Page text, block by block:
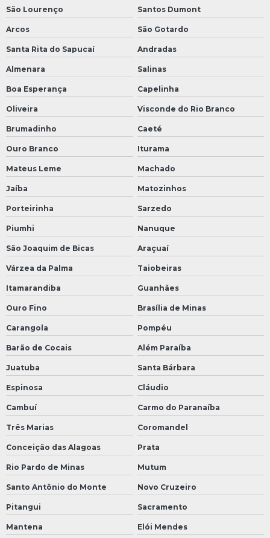
São Lourenço Santos Dumont
Arcos São Gotardo
Santa Rita do Sapucaí Andradas
Almenara Salinas
Boa Esperança Capelinha
Oliveira Visconde do Rio Branco
Brumadinho Caeté
Ouro Branco Iturama
Mateus Leme Machado
Jaíba Matozinhos
Porteirinha Sarzedo
Piumhi Nanuque
São Joaquim de Bicas Araçuaí
Várzea da Palma Taiobeiras
Itamarandiba Guanhães
Ouro Fino Brasília de Minas
Carangola Pompéu
Barão de Cocais Além Paraíba
Juatuba Santa Bárbara
Espinosa Cláudio
Cambuí Carmo do Paranaíba
Três Marias Coromandel
Conceição das Alagoas Prata
Rio Pardo de Minas Mutum
Santo Antônio do Monte Novo Cruzeiro
Pitangui Sacramento
Mantena Elói Mendes